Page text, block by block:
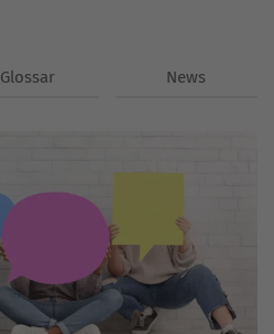
Glossar News